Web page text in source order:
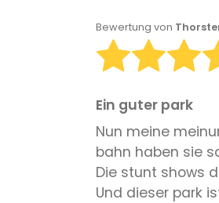
Bewertung von
Ein guter park
Nun meine
bahn haben sie
Die stunt shows
Und dieser park